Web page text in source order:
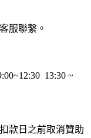
服聯繫。
13:30 ~
款日之前取消贊助